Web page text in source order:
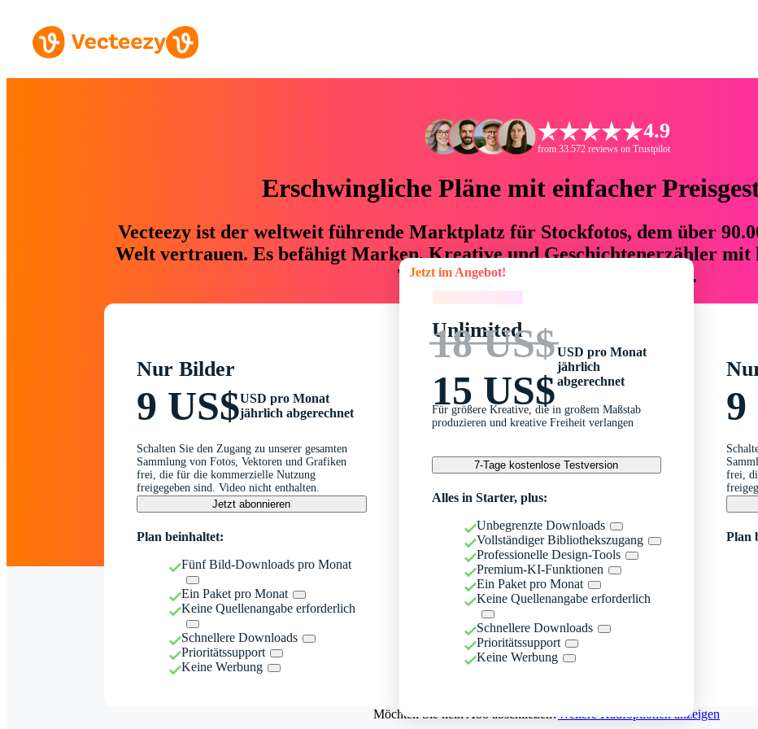
4.9
from 33.572 reviews on Trustpilot
Erschwingliche Pläne mit einfacher
Vecteezy ist der weltweit führende Marktplatz für Stockfotos, dem über
Welt vertrauen. Es befähigt Marken, Kreative und Geschichtenerzähler mit
76 % an Zeit und Budget einsparen.
Nur Bilder
9 US$USD pro Monat
jährlich abgerechnet
Schalten Sie den Zugang zu unserer gesamten
Sammlung von Fotos, Vektoren und Grafiken
frei, die für die kommerzielle Nutzung
freigegeben sind. Video nicht enthalten.
Jetzt abonnieren
Plan beinhaltet:
Fünf Bild-Downloads pro Monat
Ein Paket pro Monat
Keine Quellenangabe erforderlich
Schnellere Downloads
Prioritätssupport
Keine Werbung
Jetzt im Angebot!
Unlimited
18 US$
15 US$
USD pro Monat
jährlich
abgerechnet
Für größere Kreative, die in großem Maßstab
produzieren und kreative Freiheit verlangen
7-Tage kostenlose Testversion
Alles in Starter, plus:
Unbegrenzte Downloads
Vollständiger Bibliothekszugang
Professionelle Design-Tools
Premium-KI-Funktionen
Ein Paket pro Monat
Keine Quellenangabe erforderlich
Schnellere Downloads
Prioritätssupport
Keine Werbung
9
frei,
Plan
Möchten Sie kein Abo abschließen?Weitere Kaufoptionen anzeigen